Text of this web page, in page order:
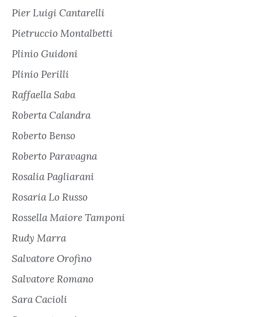
Pier Luigi Cantarelli
Pietruccio Montalbetti
Plinio Guidoni
Plinio Perilli
Raffaella Saba
Roberta Calandra
Roberto Benso
Roberto Paravagna
Rosalia Pagliarani
Rosaria Lo Russo
Rossella Maiore Tamponi
Rudy Marra
Salvatore Orofino
Salvatore Romano
Sara Cacioli